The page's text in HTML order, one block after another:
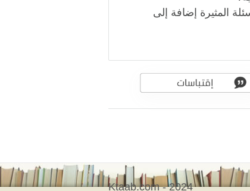
المثيرة إضافة إلى
Ktaab.com - 2024